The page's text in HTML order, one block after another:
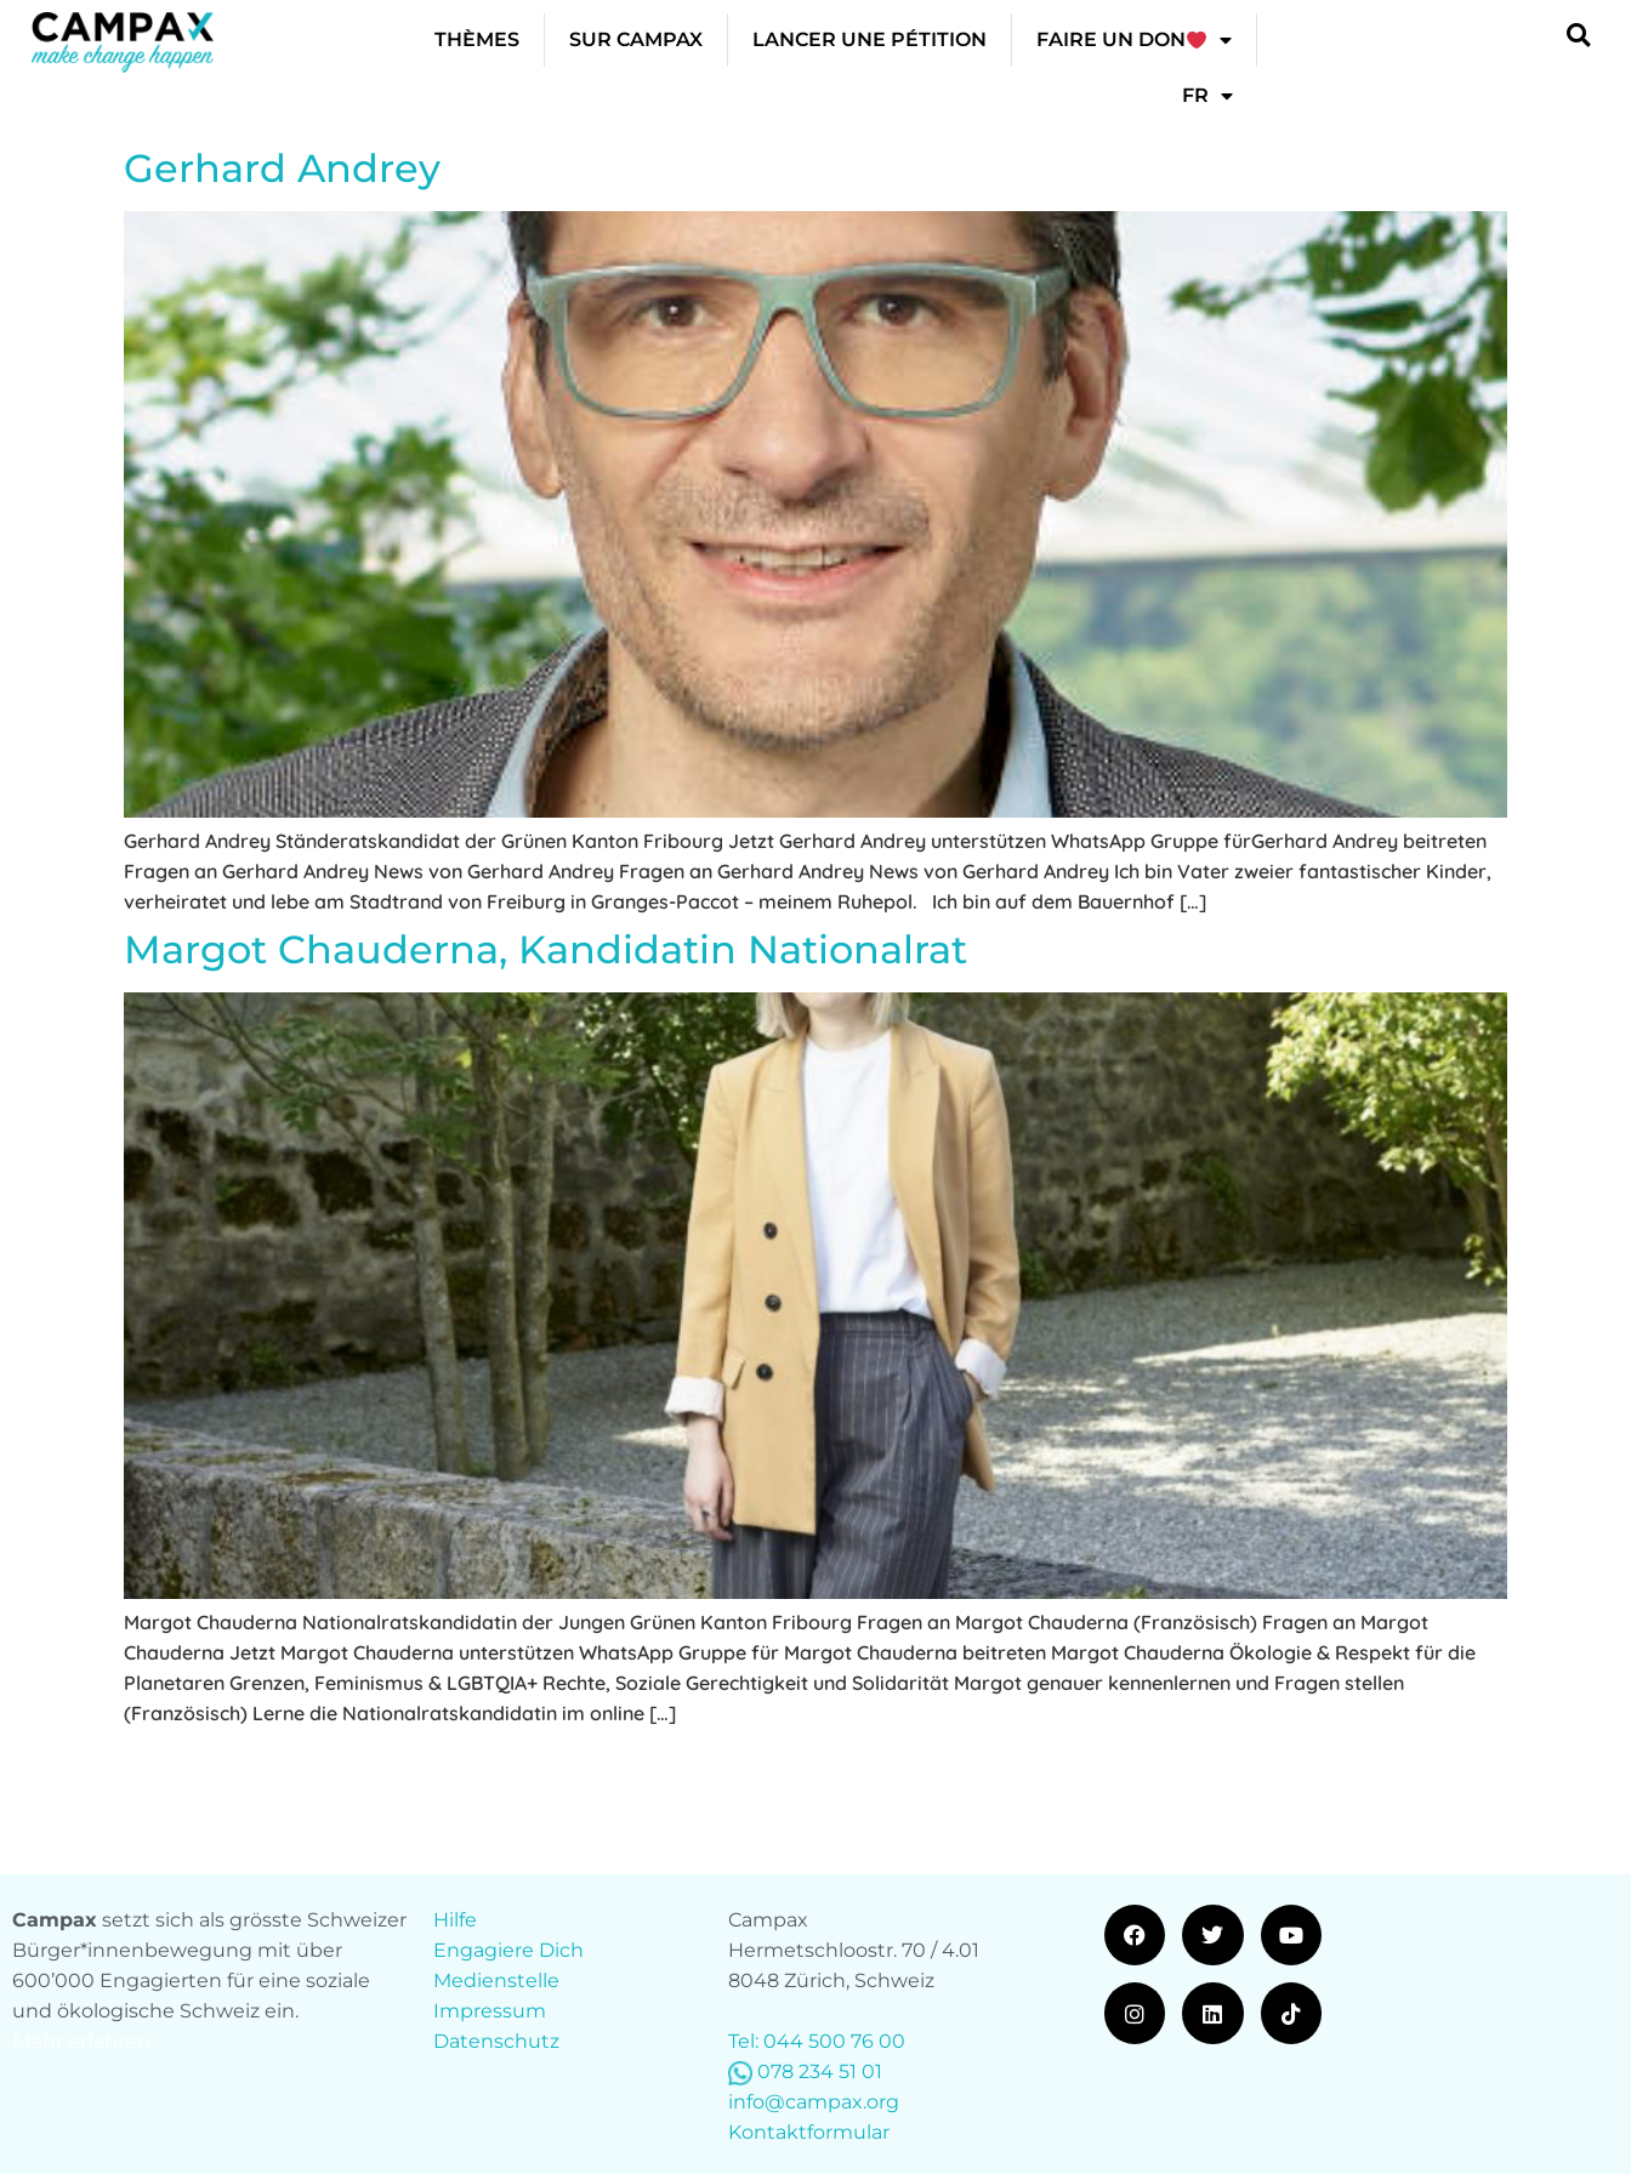
THÈMES SUR CAMPAX LANCER UNE PÉTITION FAIRE UN DON
FR
Gerhard Andrey
Gerhard Andrey Ständeratskandidat der Grünen Kanton Fribourg Jetzt Gerhard Andrey unterstützen WhatsApp Gruppe fürGerhard Andrey beitreten
Fragen an Gerhard Andrey News von Gerhard Andrey Fragen an Gerhard Andrey News von Gerhard Andrey Ich bin Vater zweier fantastischer Kinder,
verheiratet und lebe am Stadtrand von Freiburg in Granges-Paccot – meinem Ruhepol. Ich bin auf dem Bauernhof […]
Margot Chauderna, Kandidatin Nationalrat
Margot Chauderna Nationalratskandidatin der Jungen Grünen Kanton Fribourg Fragen an Margot Chauderna (Französisch) Fragen an Margot
Chauderna Jetzt Margot Chauderna unterstützen WhatsApp Gruppe für Margot Chauderna beitreten Margot Chauderna Ökologie & Respekt für die
Planetaren Grenzen, Feminismus & LGBTQIA+ Rechte, Soziale Gerechtigkeit und Solidarität Margot genauer kennenlernen und Fragen stellen
(Französisch) Lerne die Nationalratskandidatin im online […]
Campax setzt sich als grösste Schweizer
Bürger*innenbewegung mit über
600’000 Engagierten für eine soziale
und ökologische Schweiz ein.
Hilfe
Engagiere Dich
Medienstelle
Impressum
Datenschutz
Campax
Hermetschloostr. 70 / 4.01
8048 Zürich, Schweiz
Tel: 044 500 76 00
078 234 51 01
info@campax.org
Kontaktformular